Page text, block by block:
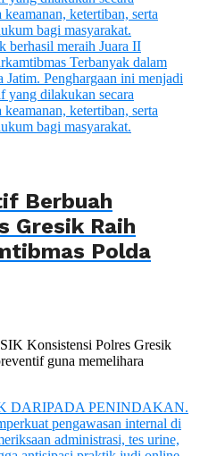
Berbuah
Gresik Raih
Polda
Konsistensi Polres Gresik
guna memelihara